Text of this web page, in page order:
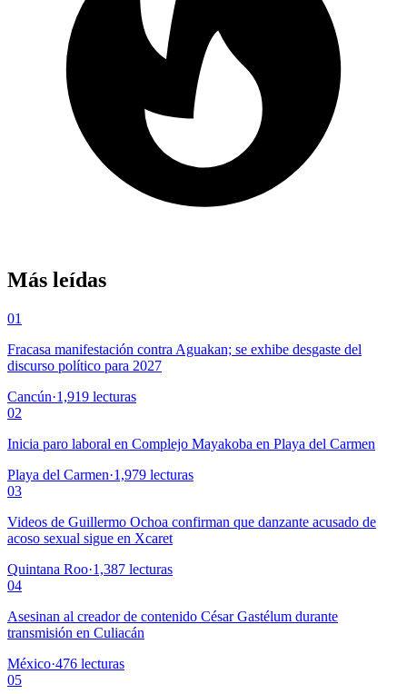
Más leídas
01
Fracasa manifestación contra Aguakan; se exhibe desgaste del
discurso político para 2027
Cancún·1,919 lecturas
02
Inicia paro laboral en Complejo Mayakoba en Playa del Carmen
Playa del Carmen·1,979 lecturas
03
Videos de Guillermo Ochoa confirman que danzante acusado de
acoso sexual sigue en Xcaret
Quintana Roo·1,387 lecturas
04
Asesinan al creador de contenido César Gastélum durante
transmisión en Culiacán
México·476 lecturas
05